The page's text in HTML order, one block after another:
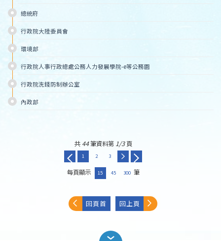
總統府
行政院大陸委員會
環境部
行政院人事行政總處公務人力發展學院-e等公務園
行政院洗錢防制辦公室
內政部
共 44筆資料第 1/3頁
1 2 3
每頁顯示 15 45 300 筆
回頁首 回上頁